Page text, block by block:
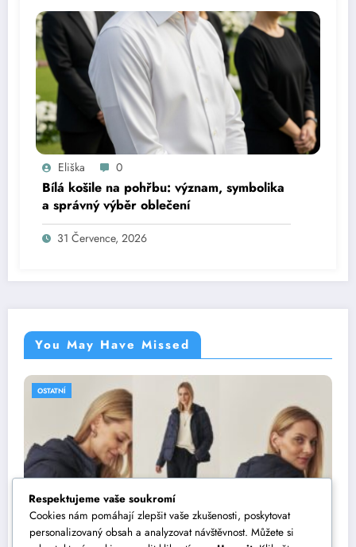
Eliška 0
Bílá košile na pohřbu: význam, symbolika
a správný výběr oblečení
31 Července, 2026
You May Have Missed
OSTATNÍ
Respektujeme vaše soukromí
Cookies nám pomáhají zlepšit vaše zkušenosti, poskytovat
personalizovaný obsah a analyzovat návštěvnost. Můžete si